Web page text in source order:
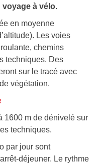
voyage à vélo.
en moyenne
Les voies
chemins
techniques. Des
sur le tracé avec
végétation.
1600 m de dénivelé sur
techniques.
par jour sont
déjeuner. Le rythme